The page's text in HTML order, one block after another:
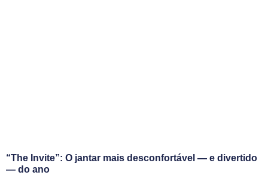
“The Invite”: O jantar mais desconfortável — e divertido
— do ano